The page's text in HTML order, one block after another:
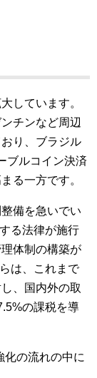
しています。
チンなど周辺
り、ブラジル
ブルコイン決済
る一方です。
備を急いでい
る法律が施行
体制の構築が
は、これまで
、国内外の取
の課税を導
化の流れの中に